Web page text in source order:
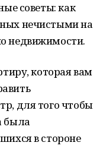
советы: как
нечистыми на
недвижимости.
которая вам
для того чтобы
была
в стороне